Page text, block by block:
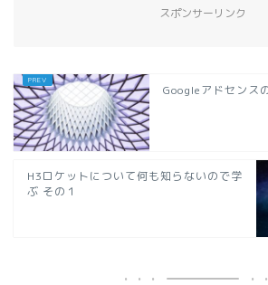
スポンサーリンク
Googleアドセンス
H3ロケットについて何も知らないので学
ぶ その１